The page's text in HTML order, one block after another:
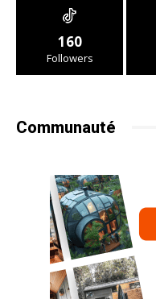
160
Followers
Communauté